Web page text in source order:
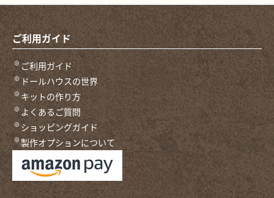
ご利用ガイド
ご利用ガイド
ドールハウスの世界
キットの作り方
よくあるご質問
ショッピングガイド
製作オプションについて